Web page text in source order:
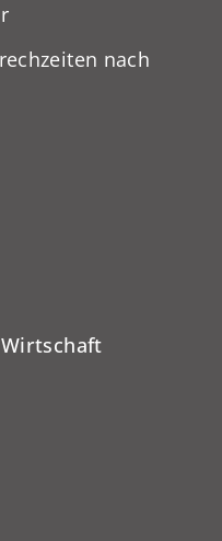
nach